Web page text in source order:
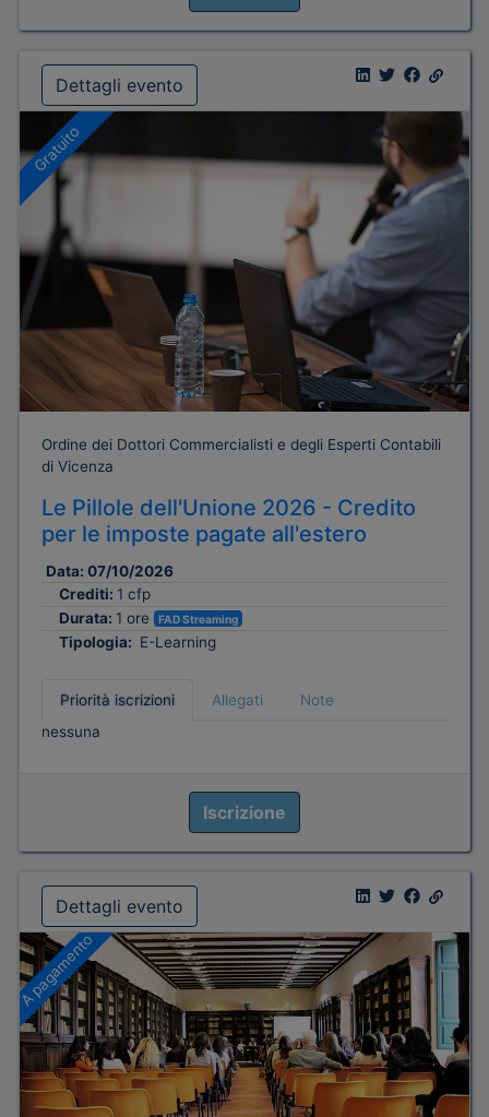
Dettagli evento
Gratuito
Ordine dei Dottori Commercialisti e degli Esperti Contabili
di Vicenza
Le Pillole dell'Unione 2026 - Credito
per le imposte pagate all'estero
Data: 07/10/2026
Crediti: 1 cfp
Durata: 1 ore FAD Streaming
Tipologia: E-Learning
Priorità iscrizioni Allegati
Note
nessuna
Iscrizione
Dettagli evento
A pagamento